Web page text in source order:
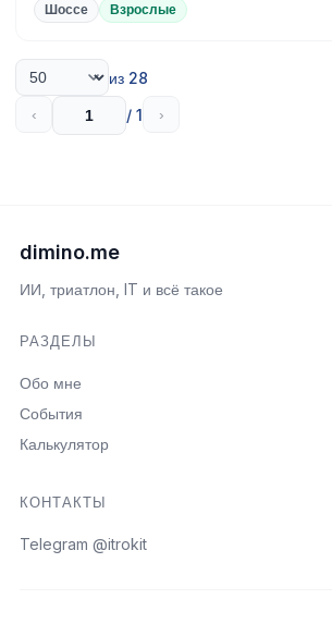
Шоссе Взрослые
из 28
‹ / 1 ›
dimino.me
ИИ, триатлон, IT и всё такое
РАЗДЕЛЫ
Обо мне
События
Калькулятор
КОНТАКТЫ
Telegram @itrokit